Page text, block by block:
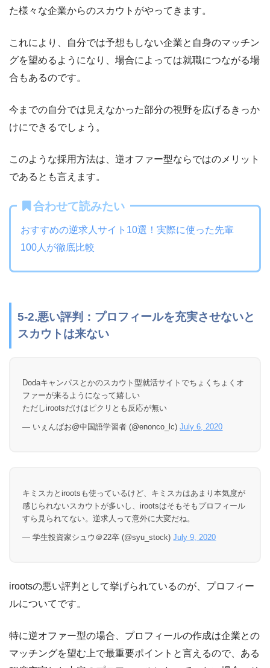
た様々な企業からのスカウトがやってきます。
これにより、自分では予想もしない企業と自身のマッチン
グを望めるようになり、場合によっては就職につながる場
合もあるのです。
今までの自分では見えなかった部分の視野を広げるきっか
けにできるでしょう。
このような採用方法は、逆オファー型ならではのメリット
であるとも言えます。
合わせて読みたい
おすすめの逆求人サイト10選！実際に使った先輩
100人が徹底比較
5-2.悪い評判：プロフィールを充実させないと
スカウトは来ない
Dodaキャンパスとかのスカウト型就活サイトでちょくちょくオ
ファーが来るようになって嬉しい
ただしirootsだけはピクリとも反応が無い
— いぇんばお@中国語学習者 (@enonco_lc)July 6, 2020
キミスカとirootsも使っているけど、キミスカはあまり本気度が
感じられないスカウトが多いし、irootsはそもそもプロフィール
すら見られてない。逆求人って意外に大変だね。
— 学生投資家シュウ＠22卒 (@syu_stock)July 9, 2020
irootsの悪い評判として挙げられているのが、プロフィー
ルについてです。
特に逆オファー型の場合、プロフィールの作成は企業との
マッチングを望む上で最重要ポイントと言えるので、ある